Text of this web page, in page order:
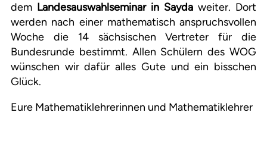
dem Landesauswahlseminar in Sayda weiter. Dort
werden nach einer mathematisch anspruchsvollen
Woche die 14 sächsischen Vertreter für die
Bundesrunde bestimmt. Allen Schülern des WOG
wünschen wir dafür alles Gute und ein bisschen
Glück.
Eure Mathematiklehrerinnen und Mathematiklehrer